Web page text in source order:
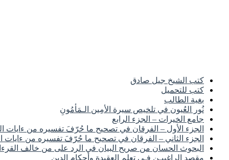
كتب الشيخ جيل صادق
كتب للتحميل
بغية الطالب
نُور العُيون في تلخيص سيرة الأمِين الـمَأمُونِ
جامع الخيرات – الجزء الرابع
الجزء الأول – الفرقان في تصحيح ما حُرّفَ تفسيره من ءايات
الجزء الثاني – الفرقان في تصحيح ما حُرّفَ تفسيره من ءايات
البحوث الحسان من صريح البيان في الرد على من خالف
مقصد الراغبيـن فـى تعلم العقيدة وأحكام الدين